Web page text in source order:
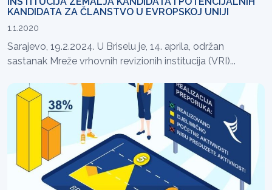
KANDIDATA ZA ČLANSTVO U EVROPSKOJ UNIJI
1.1.2020
Sarajevo, 19.2.2024. U Briselu je, 14. aprila, održan
sastanak Mreže vrhovnih revizionih institucija (VRI)...